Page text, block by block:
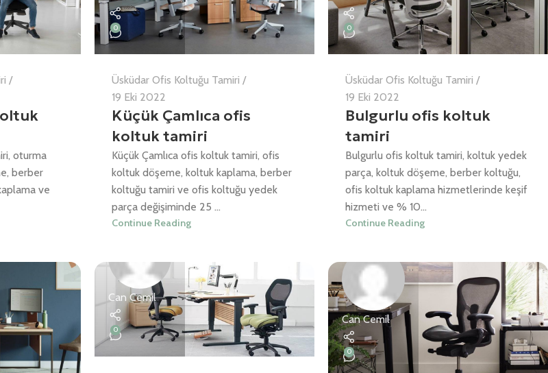
oturma
berber
ve
0
Üsküdar Ofis Koltuğu Tamiri
19 Eki 2022
Küçük Çamlıca ofis
koltuk tamiri
Küçük Çamlıca ofis koltuk tamiri, ofis
koltuk döşeme, koltuk kaplama, berber
koltuğu tamiri ve ofis koltuğu yedek
parça değişiminde 25 ...
Continue Reading
0
Üsküdar Ofis Koltuğu Tamiri
19 Eki 2022
Bulgurlu ofis koltuk
tamiri
Bulgurlu ofis koltuk tamiri, koltuk yedek
parça, koltuk döşeme, berber koltuğu,
ofis koltuk kaplama hizmetlerinde keşif
hizmeti ve % 10...
Continue Reading
Can Cemil
0
Can Cemil
0